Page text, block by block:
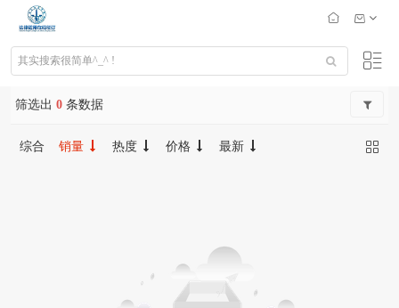
筛选出 0 条数据
综合 销量 热度 价格 最新